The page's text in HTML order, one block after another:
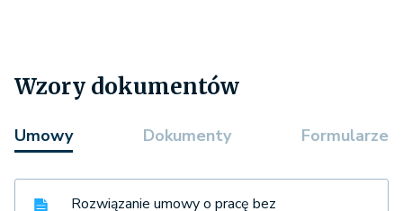
Wzory dokumentów
Umowy Dokumenty Formularze
Rozwiązanie umowy o pracę bez